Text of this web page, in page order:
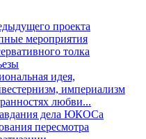
проекта
мероприятия
толка
идея,
империализм
любви...
дела ЮКОСа
пересмотра